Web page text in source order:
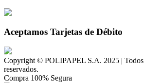
Aceptamos Tarjetas de Débito
Copyright © POLIPAPEL S.A. 2025 | Todos
reservados.
Compra 100% Segura